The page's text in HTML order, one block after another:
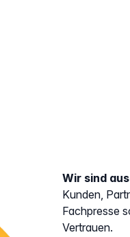
Wir sind
Kunden,
Fachpresse
Vertrauen.